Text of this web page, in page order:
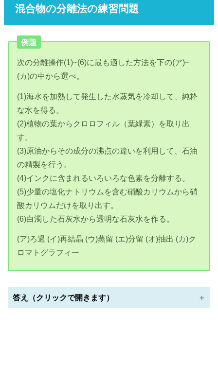
混合物の分離法の練習問題
例題
次の分離操作(1)~(6)に最も適した方法を下の(ア)~
(カ)の中から選べ。
(1)海水を加熱して発生した水蒸気を冷却して、純粋
な水を得る。
(2)植物の葉からクロロフィル（葉緑素）を取り出
す。
(3)原油からその成分の沸点の違いを利用して、石油
の精製を行う。
(4)インクに含まれるいろいろな色素を分離する。
(5)少量の塩化ナトリウムを含む硝酸カリウムから硝
酸カリウムだけを取り出す。
(6)白濁した石灰水から透明な石灰水を作る。
(ア)ろ過 (イ)再結晶 (ウ)蒸留 (エ)分留 (オ)抽出 (カ)ク
ロマトグラフィー
答え（クリックで開きます）